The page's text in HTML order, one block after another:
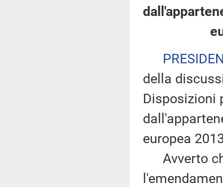
della
Disposizioni
europea
Avverto